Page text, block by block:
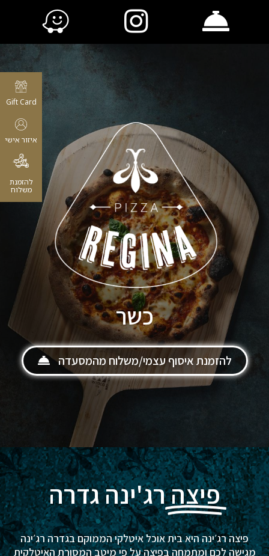
Gift Card
איזור אישי
להזמנת
משלוח
כשר
להזמנת איסוף עצמי/משלוח מהמסעדה
פיצהרג'ינה גדרה
פיצה רג׳ינה היא בית אוכל איטלקי הממוקם בגדרה רג׳ינה
מגישה לכם ומתמחה בפיצה על פי מיטב המסורת האיטלקית